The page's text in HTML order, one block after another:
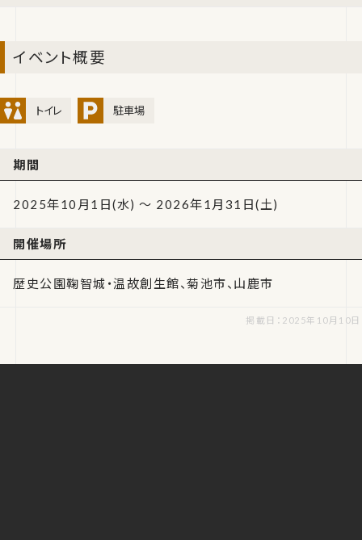
イベント概要
トイレ 駐車場
期間
2025年10月1日(水) ～ 2026年1月31日(土)
開催場所
歴史公園鞠智城・温故創生館、菊池市、山鹿市
掲載日：2025年10月10日